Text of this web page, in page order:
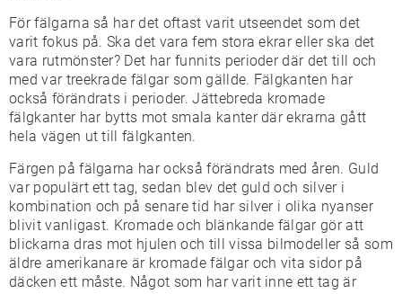
För fälgarna så har det oftast varit utseendet som det
varit fokus på. Ska det vara fem stora ekrar eller ska det
vara rutmönster? Det har funnits perioder där det till och
med var treekrade fälgar som gällde. Fälgkanten har
också förändrats i perioder. Jättebreda kromade
fälgkanter har bytts mot smala kanter där ekrarna gått
hela vägen ut till fälgkanten.
Färgen på fälgarna har också förändrats med åren. Guld
var populärt ett tag, sedan blev det guld och silver i
kombination och på senare tid har silver i olika nyanser
blivit vanligast. Kromade och blänkande fälgar gör att
blickarna dras mot hjulen och till vissa bilmodeller så som
äldre amerikanare är kromade fälgar och vita sidor på
däcken ett måste. Något som har varit inne ett tag är